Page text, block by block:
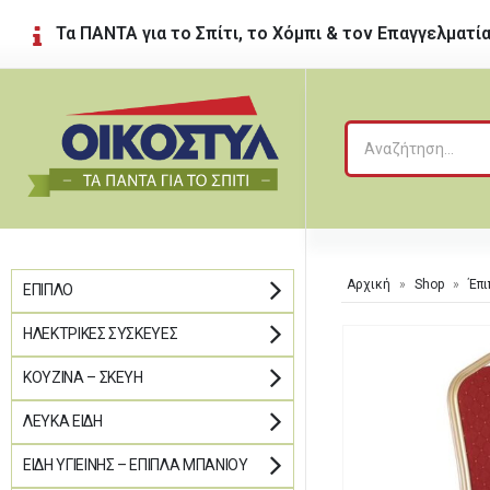
Τα ΠΑΝΤΑ για το Σπίτι, το Χόμπι & τον Επαγγελματία
Αρχική » Shop »
ΈΠΙΠΛΟ
ΗΛΕΚΤΡΙΚΈΣ ΣΥΣΚΕΥΈΣ
ΚΟΥΖΊΝΑ – ΣΚΕΎΗ
ΛΕΥΚΆ ΕΊΔΗ
ΕΊΔΗ ΥΓΙΕΙΝΉΣ – ΈΠΙΠΛΑ ΜΠΆΝΙΟΥ